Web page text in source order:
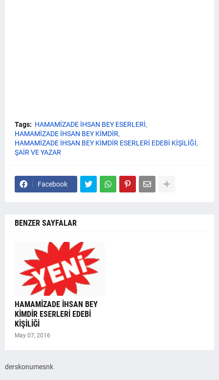
Tags: HAMAMİZADE İHSAN BEY ESERLERİ
HAMAMİZADE İHSAN BEY KİMDİR
HAMAMİZADE İHSAN BEY KİMDİR ESERLERİ EDEBİ KİŞİLİĞİ
ŞAİR VE YAZAR
Facebook
BENZER SAYFALAR
HAMAMİZADE İHSAN BEY
KİMDİR ESERLERİ EDEBİ
KİŞİLİĞİ
May 07, 2016
derskonumesnk